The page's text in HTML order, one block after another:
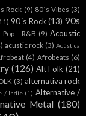
Rock (9) 80´s Vibes (3)
90´s Rock (13) 90s
- R&B (9) Acoustic
acustic rock (3) Acústica
(4) Afrobeats (6)
(126) Alt Folk (21)
(3) alternativa rock
/ Indie (1) Alternative /
Metal (180)